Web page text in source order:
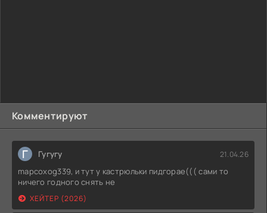
Комментируют
Г Гугугу 21.04.26
mapcoxog339, и тут у кастрюльки пидгорае((( сами то
ничего годного снять не
ХЕЙТЕР (2026)